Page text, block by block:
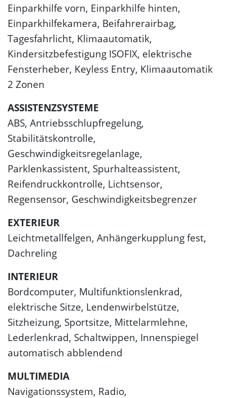
Einparkhilfe vorn, Einparkhilfe hinten,
Einparkhilfekamera, Beifahrerairbag,
Tagesfahrlicht, Klimaautomatik,
Kindersitzbefestigung ISOFIX, elektrische
Fensterheber, Keyless Entry, Klimaautomatik
2 Zonen
ASSISTENZSYSTEME
ABS, Antriebsschlupfregelung,
Stabilitätskontrolle,
Geschwindigkeitsregelanlage,
Parklenkassistent, Spurhalteassistent,
Reifendruckkontrolle, Lichtsensor,
Regensensor, Geschwindigkeitsbegrenzer
EXTERIEUR
Leichtmetallfelgen, Anhängerkupplung fest,
Dachreling
INTERIEUR
Bordcomputer, Multifunktionslenkrad,
elektrische Sitze, Lendenwirbelstütze,
Sitzheizung, Sportsitze, Mittelarmlehne,
Lederlenkrad, Schaltwippen, Innenspiegel
automatisch abblendend
MULTIMEDIA
Navigationssystem, Radio,